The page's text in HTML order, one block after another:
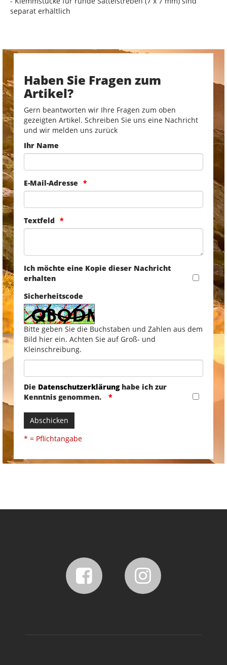
separat erhältlich
Haben Sie Fragen zum
Artikel?
Gern beantworten wir Ihre Fragen zum oben
gezeigten Artikel. Schreiben Sie uns eine Nachricht
und wir melden uns zurück
Ihr Name
E-Mail-Adresse
Textfeld
Ich möchte eine Kopie dieser Nachricht
erhalten
Sicherheitscode
Bitte geben Sie die Buchstaben und Zahlen aus dem
Bild hier ein. Achten Sie auf Groß- und
Kleinschreibung.
Die Datenschutzerklärunghabe ich zur
Kenntnis genommen.
Abschicken
* = Pflichtangabe